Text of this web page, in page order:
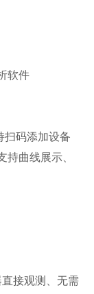
软件
扫码添加设备
持曲线展示、
接观测、无需